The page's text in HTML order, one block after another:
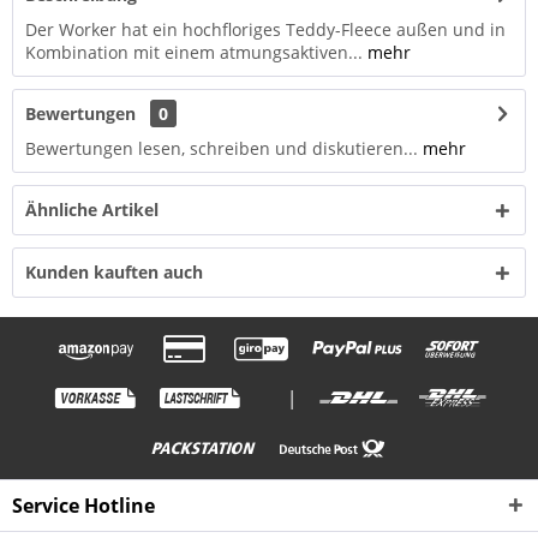
Der Worker hat ein hochfloriges Teddy-Fleece außen und in
Kombination mit einem atmungsaktiven... mehr
Bewertungen
0
Bewertungen lesen, schreiben und diskutieren... mehr
Ähnliche Artikel
Kunden kauften auch
|
Service Hotline